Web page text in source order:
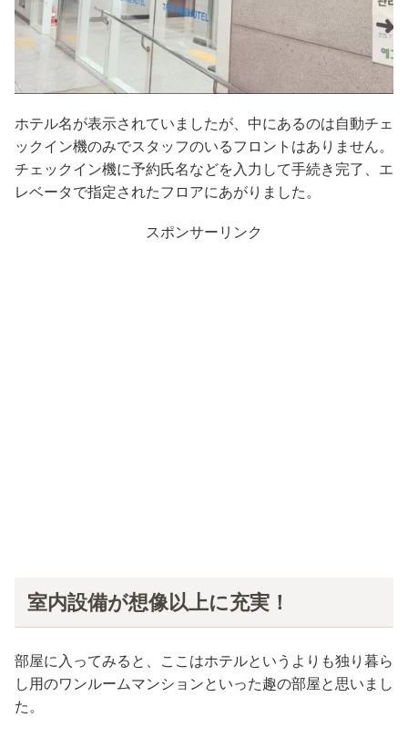
ホテル名が表示されていましたが、中にあるのは自動チェ
ックイン機のみでスタッフのいるフロントはありません。
チェックイン機に予約氏名などを入力して手続き完了、エ
レベータで指定されたフロアにあがりました。
スポンサーリンク
室内設備が想像以上に充実！
部屋に入ってみると、ここはホテルというよりも独り暮ら
し用のワンルームマンションといった趣の部屋と思いまし
た。